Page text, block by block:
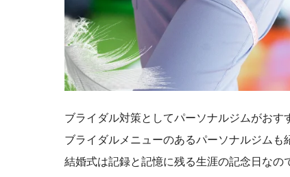
ブライダル対策としてパーソナルジムがおす
ブライダルメニューのあるパーソナルジムも
結婚式は記録と記憶に残る生涯の記念日な